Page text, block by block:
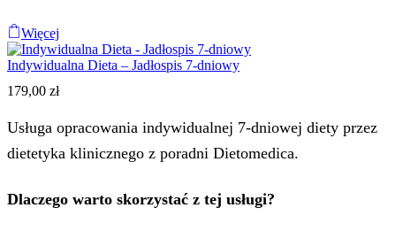
Więcej
Indywidualna Dieta – Jadłospis 7-dniowy
179,00 zł
Usługa opracowania indywidualnej 7-dniowej diety przez
dietetyka klinicznego z poradni Dietomedica.
Dlaczego warto skorzystać z tej usługi?